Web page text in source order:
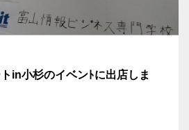
in小杉のイベンﾄに出店しま